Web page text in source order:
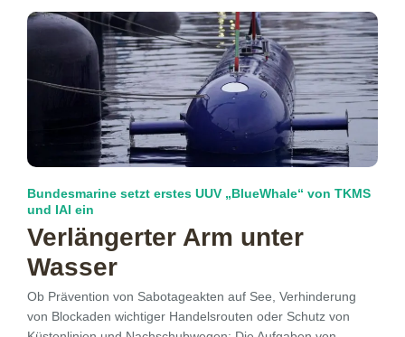
Bundesmarine setzt erstes UUV „BlueWhale“ von TKMS
und IAI ein
Verlängerter Arm unter
Wasser
Ob Prävention von Sabotageakten auf See, Verhinderung
von Blockaden wichtiger Handelsrouten oder Schutz von